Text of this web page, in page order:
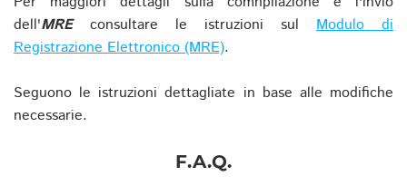
dell'MREconsultare le istruzioni sul Modulo di
Registrazione Elettronico (MRE).
Seguono le istruzioni dettagliate in base alle modifiche
necessarie.
F.A.Q.